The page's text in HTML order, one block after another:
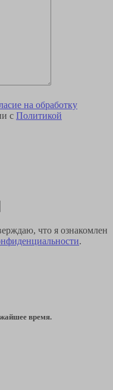
на обработку
с Политикой
что я ознакомлен
.
время.